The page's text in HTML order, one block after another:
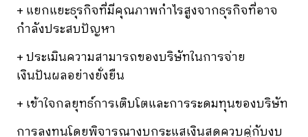
+ แยกแยะธุรกิจที่มีคุณภาพกำไรสูงจากธุรกิจที่อาจ
กำลังประสบปัญหา
+ ประเมินความสามารถของบริษัทในการจ่าย
เงินปันผลอย่างยั่งยืน
+ เข้าใจกลยุทธ์การเติบโตและการระดมทุนของบริษัท
การลงทุนโดยพิจารณางบกระแสเงินสดควบคู่กับงบ